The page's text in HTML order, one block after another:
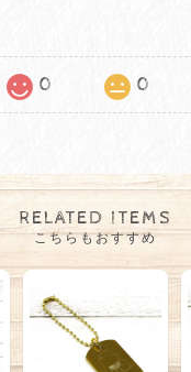
0 0
RELATED ITEMS
こちらもおすすめ